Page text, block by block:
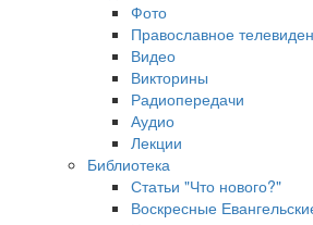
Фото
Православное
Видео
Викторины
Радиопередачи
Аудио
Лекции
Библиотека
Статьи "Что нового?"
Воскресные